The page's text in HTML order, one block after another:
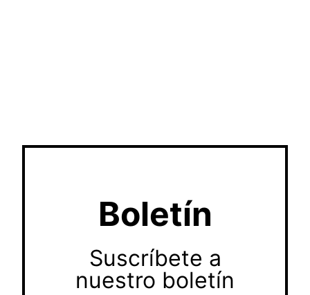
Boletín
Suscríbete a
nuestro boletín